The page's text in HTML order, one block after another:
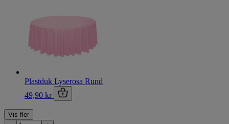
Plastduk Lyserosa Rund
49,90 kr
Vis fler